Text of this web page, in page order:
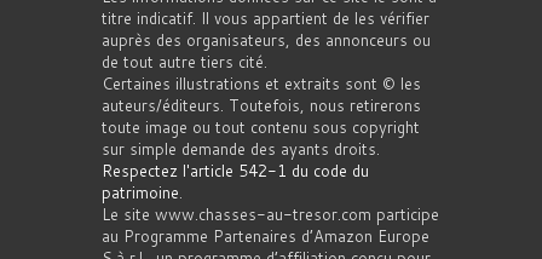
titre indicatif. Il vous appartient de les vérifier
auprès des organisateurs, des annonceurs ou
de tout autre tiers cité.
Certaines illustrations et extraits sont © les
auteurs/éditeurs. Toutefois, nous retirerons
toute image ou tout contenu sous copyright
sur simple demande des ayants droits.
Respectez l'article 542-1 du code du
patrimoine.
Le site www.chasses-au-tresor.com participe
au Programme Partenaires d’Amazon Europe